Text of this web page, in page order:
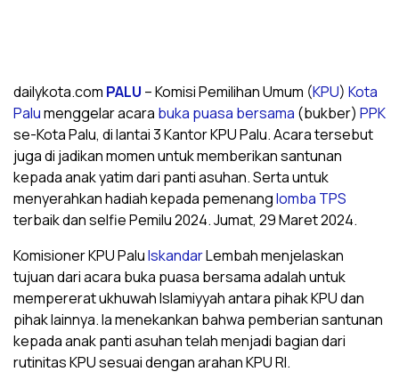
dailykota.com PALU – Komisi Pemilihan Umum (KPU) Kota
Palumenggelar acara buka puasa bersama (bukber) PPK
se-Kota Palu, di lantai 3 Kantor KPU Palu. Acara tersebut
juga di jadikan momen untuk memberikan santunan
kepada anak yatim dari panti asuhan. Serta untuk
menyerahkan hadiah kepada pemenanglomba TPS
terbaik dan selfie Pemilu 2024. Jumat, 29 Maret 2024.
Komisioner KPU PaluIskandarLembah menjelaskan
tujuan dari acara buka puasa bersama adalah untuk
mempererat ukhuwah Islamiyyah antara pihak KPU dan
pihak lainnya. Ia menekankan bahwa pemberian santunan
kepada anak panti asuhan telah menjadi bagian dari
rutinitas KPU sesuai dengan arahan KPU RI.